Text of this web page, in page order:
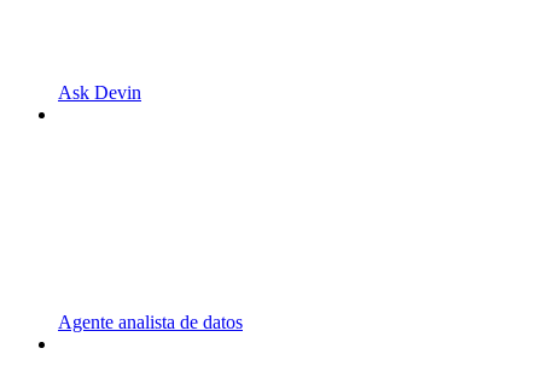
Ask Devin
Agente analista de datos